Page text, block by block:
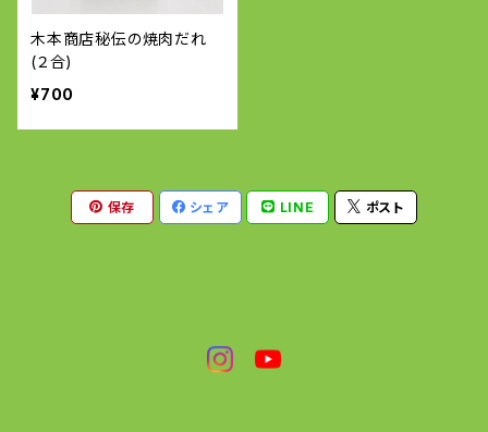
木本商店秘伝の焼肉だれ
(２合)
¥700
保存 シェア LINE ポスト